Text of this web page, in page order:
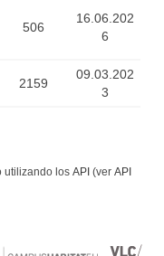
506
16.06.202
6
2159
09.03.202
3
utilizando los API (ver API